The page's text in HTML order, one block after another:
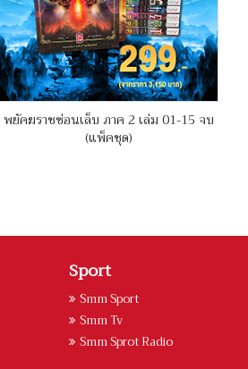
พยัคฆราชซ่อนเล็บ ภาค 2 เล่ม 01-15 จบ
(แพ็คชุด)
Sport
Smm Sport
Smm Tv
Smm Sprot Radio